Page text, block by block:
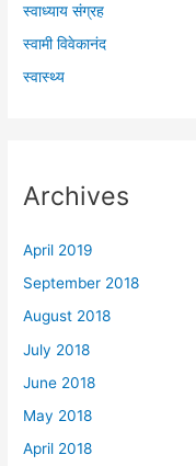
स्वाध्याय संग्रह
स्वामी विवेकानंद
स्वास्थ्य
Archives
April 2019
September 2018
August 2018
July 2018
June 2018
May 2018
April 2018